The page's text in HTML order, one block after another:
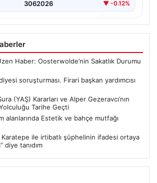
3062026 ▼ -0.12%
Haber: Oosterwolde’nin Sakatlık Durumu
soruşturması. Firari başkan yardımcısı
(YAŞ) Kararları ve Alper Gezeravcı’nın
Tarihe Geçti
alanlarında Estetik ve bahçe mutfağı
Karatepe ile irtibatlı şüphelinin ifadesi ortaya
diye tanıdım